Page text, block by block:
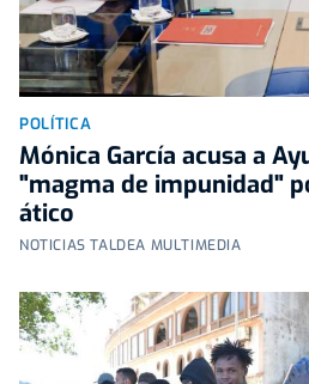
POLÍTICA
Mónica García acusa a
"magma de impunidad"
ático
NOTICIAS TALDEA MULTIMEDIA